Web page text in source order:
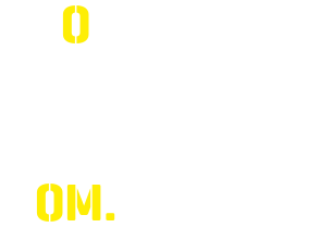
0
0M.